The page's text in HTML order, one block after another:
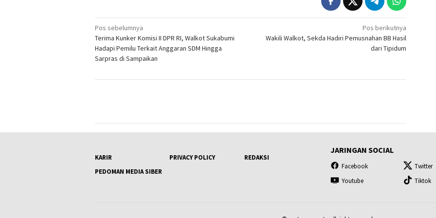
Navigasi
pos
Pos sebelumnya
Terima Kunker Komisi II DPR RI, Walkot Sukabumi
Hadapi Pemilu Terkait Anggaran SDM Hingga
Sarpras di Sampaikan
Pos berikutnya
Wakili Walkot, Sekda Hadiri Pemusnahan BB Hasil
dari Tipidum
KARIR PRIVACY POLICY
REDAKSI
PEDOMAN MEDIA SIBER
JARINGAN SOCIAL
Facebook Twitter
Youtube
Tiktok